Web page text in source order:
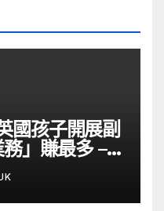
國孩子開展副
」賺最多 –